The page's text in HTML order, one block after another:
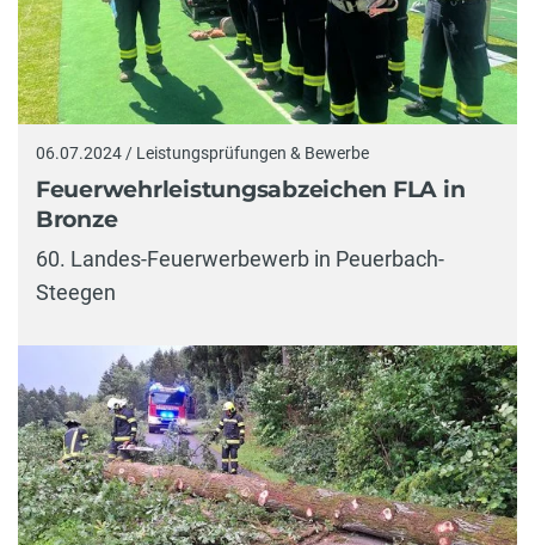
06.07.2024 / Leistungsprüfungen & Bewerbe
Feuerwehrleistungsabzeichen FLA in
Bronze
60. Landes-Feuerwerbewerb in Peuerbach-
Steegen